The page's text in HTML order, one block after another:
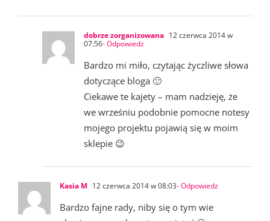
dobrze zorganizowana 12 czerwca 2014 w
07:56- Odpowiedz
Bardzo mi miło, czytając życzliwe słowa
dotyczące bloga 🙂
Ciekawe te kajety – mam nadzieję, że
we wrześniu podobnie pomocne notesy
mojego projektu pojawią się w moim
sklepie 😉
Kasia M 12 czerwca 2014 w 08:03- Odpowiedz
Bardzo fajne rady, niby się o tym wie